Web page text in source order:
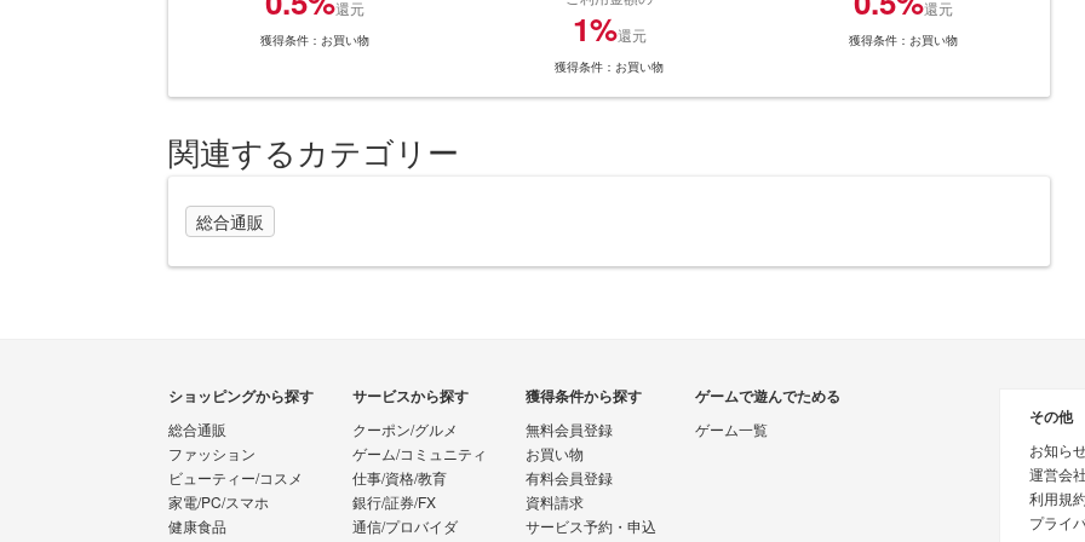
還元
獲得条件：お買い物 1%還元
獲得条件：お買い物
還元
獲得条件：お買い物
関連するカテゴリー
総合通販
ショッピングから探す
総合通販
ファッション
ビューティー/コスメ
家電/PC/スマホ
健康食品
サービスから探す
クーポン/グルメ
ゲーム/コミュニティ
仕事/資格/教育
銀行/証券/FX
通信/プロバイダ
獲得条件から探す
無料会員登録
お買い物
有料会員登録
資料請求
サービス予約・申込
ゲームで遊んでためる
ゲーム一覧
その他
お知ら
運営会社
利用規
プライ